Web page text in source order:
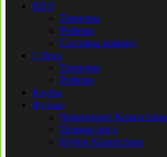
КПЛ
Тренеры
Рефери
Составы команд
1 Лига
Тренеры
Рефери
Клубы
Футзал
Чемпионат Казахстана
Первая лига
Кубок Казахстана